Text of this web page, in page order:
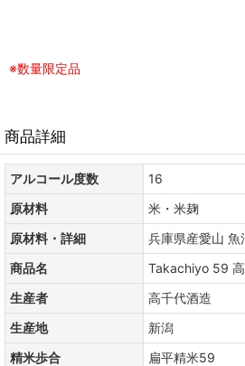
※数量限定品
商品詳細
アルコール度数
16
原材料
米・米麹
原材料・詳細
兵庫県産愛山 魚
商品名
Takachiyo 59
生産者
高千代酒造
生産地
新潟
精米歩合
扁平精米59